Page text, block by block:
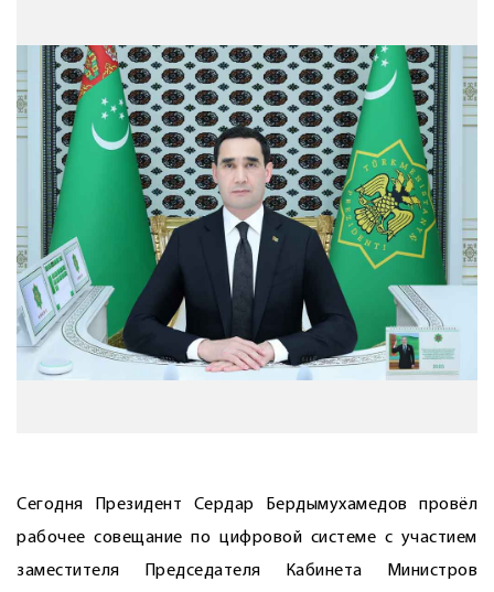
Сегодня Президент Сердар Бердымухамедов провёл
рабочее совещание по цифровой системе с участием
заместителя Председателя Кабинета Министров